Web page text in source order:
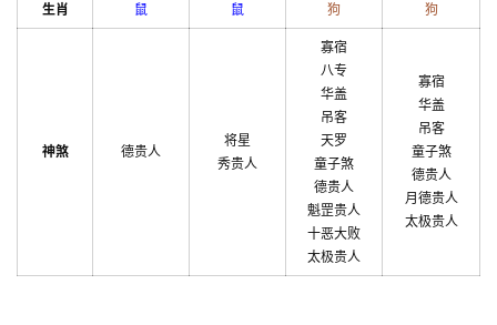
生肖 鼠 鼠 狗 狗
神煞 德贵人
将星
秀贵人
寡宿
八专
华盖
吊客
天罗
童子煞
德贵人
魁罡贵人
十恶大败
太极贵人
寡宿
华盖
吊客
童子煞
德贵人
月德贵人
太极贵人